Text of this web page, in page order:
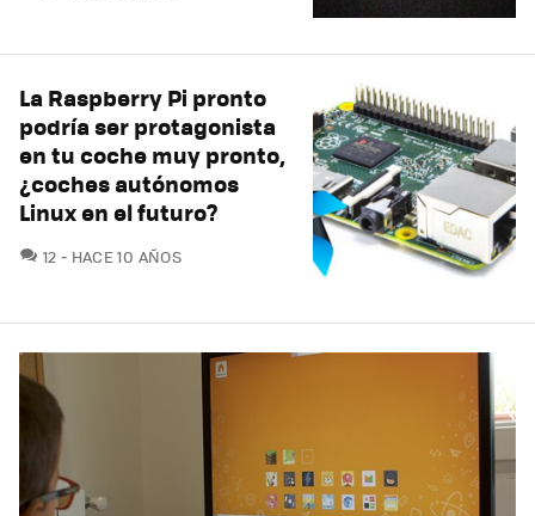
La Raspberry Pi pronto
podría ser protagonista
en tu coche muy pronto,
¿coches autónomos
Linux en el futuro?
12 COMENTARIOS
HACE 10 AÑOS